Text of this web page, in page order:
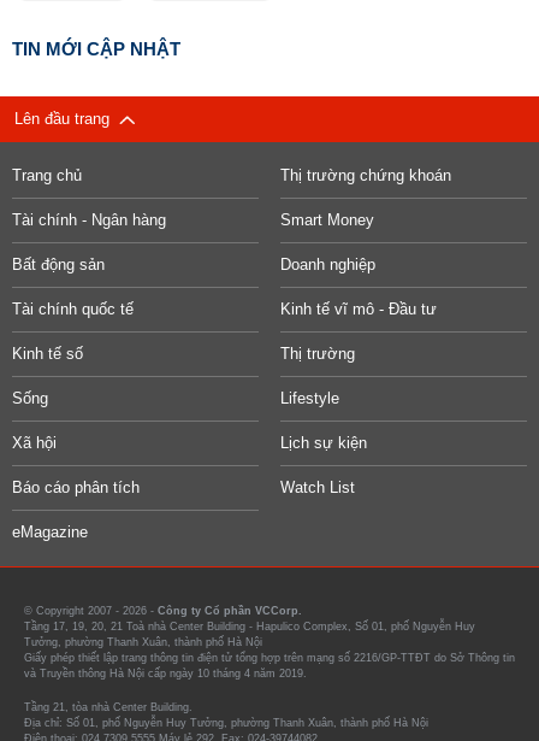
TIN MỚI CẬP NHẬT
Lên đầu trang
Trang chủ Thị trường chứng khoán
Tài chính - Ngân hàng Smart Money
Bất động sản Doanh nghiệp
Tài chính quốc tế Kinh tế vĩ mô - Đầu tư
Kinh tế số Thị trường
Sống Lifestyle
Xã hội Lịch sự kiện
Báo cáo phân tích Watch List
eMagazine
© Copyright 2007 - 2026 - Công ty Cổ phần VCCorp.
Tầng 17, 19, 20, 21 Toà nhà Center Building - Hapulico Complex, Số 01, phố Nguyễn Huy
Tưởng, phường Thanh Xuân, thành phố Hà Nội
Giấy phép thiết lập trang thông tin điện tử tổng hợp trên mạng số 2216/GP-TTĐT do Sở Thông tin
và Truyền thông Hà Nội cấp ngày 10 tháng 4 năm 2019.
Tầng 21, tòa nhà Center Building.
Địa chỉ: Số 01, phố Nguyễn Huy Tưởng, phường Thanh Xuân, thành phố Hà Nội
Điện thoại: 024 7309 5555 Máy lẻ 292. Fax: 024-39744082